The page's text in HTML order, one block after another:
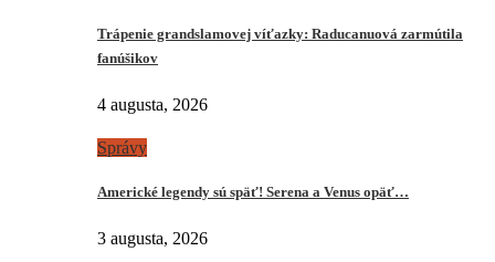
Trápenie grandslamovej víťazky: Raducanuová zarmútila
fanúšikov
4 augusta, 2026
Správy
Americké legendy sú späť! Serena a Venus opäť…
3 augusta, 2026